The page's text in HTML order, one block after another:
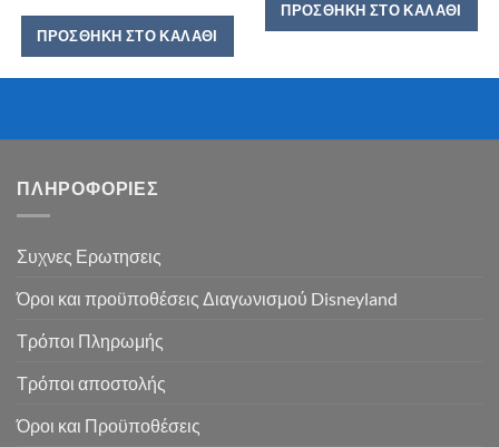
ΠΡΟΣΘΉΚΗ ΣΤΟ ΚΑΛΆΘΙ
ΠΡΟΣΘΉΚΗ ΣΤΟ ΚΑΛΆΘΙ
ΠΛΗΡΟΦΟΡΙΕΣ
Συχνες Ερωτησεις
Όροι και προϋποθέσεις Διαγωνισμού Disneyland
Τρόποι Πληρωμής
Τρόποι αποστολής
Όροι και Προϋποθέσεις